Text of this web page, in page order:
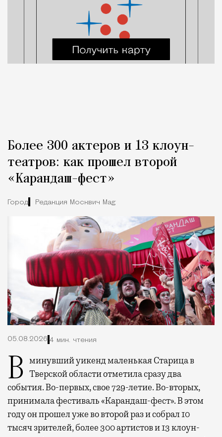
Более 300 актеров и 13 клоун-
театров: как прошел второй
«Карандаш-фест»
Город Редакция Москвич Mag
05.08.2026 4 мин. чтения
В минувший уикенд маленькая Старица в Тверской области отметила сразу два
события. Во-первых, свое 729-летие. Во-вторых,
принимала фестиваль «Карандаш-фест». В этом
году он прошел уже во второй раз и собрал 10
тысяч зрителей, более 300 артистов и 13 клоун-